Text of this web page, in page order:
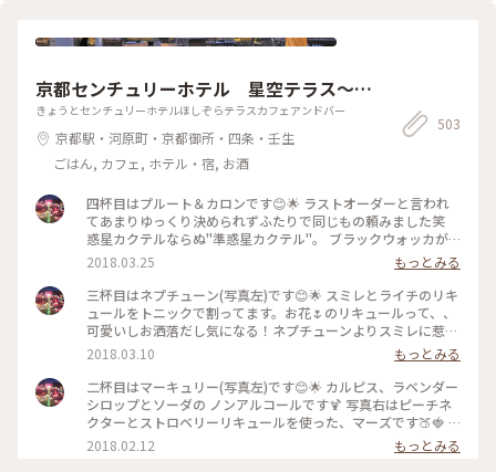
京都センチュリーホテル 星空テラス～C
afe＆Bar～
きょうとセンチュリーホテルほしぞらテラスカフェアンドバー
京都駅・河原町・京都御所・四条・壬生
ごはん, カフェ, ホテル・宿, お酒
503
四杯目はプルート＆カロンです😊🌟 ラストオーダーと言われ
てあまりゆっくり決められずふたりで同じもの頼みました笑
惑星カクテルならぬ"準惑星カクテル"。 ブラックウォッカが
ベースということしかわからないままウォッカ好きだからと頼
みました✨ 中に入っている2色の星で準惑星の冥王星プルート
とその惑星カロンを表しているそうです。 ラストにしてTHE
星のカクテル🍷🌟 ラストにして一番お酒〜〜って感じの味
で、ほどよいほろ酔い気分でお部屋に戻りました☺️幸 #京都 #
ホテル #センチュリーホテル #期間限定 #星空テラス #惑星カ
クテル
2018.03.25
もっとみる
三杯目はネプチューン(写真左)です😊🌟 スミレとライチのリキ
ュールをトニックで割ってます。お花🌷のリキュールって、、
可愛いしお洒落だし気になる！ネプチューンよりスミレに惹か
れて決めました💗星空テラスなのに笑 ほんのり香りもしてす
っきりとした飲み心地で、ずっと飲んでいられそうな。。☺️⚠️
隣は、メロンリキュールをキウイシロップとソーダで割ったジ
ュピターです💫 メロンのリキュールって少しお洒落な居酒屋
やダイニングバーかBarじゃないと出逢えないので貴重でした
👀🍈💕 #京都 #ホテル #センチュリーホテル #期間限定 #星空テ
ラス #惑星カクテル
2018.03.10
もっとみる
二杯目はマーキュリー(写真左)です😊🌟 カルピス、ラベンダー
シロップとソーダの ノンアルコールです🍹 写真右はピーチネ
クターとストロベリーリキュールを使った、マーズです🍑🍓 #
京都 #ホテル #センチュリーホテル #期間限定 #星空テラス #惑
星カクテル
2018.02.12 もっとみる